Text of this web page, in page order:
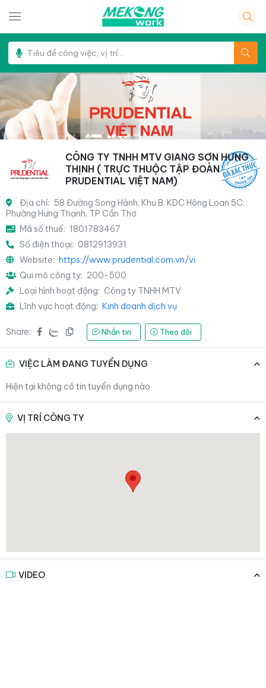
CÔNG TY TNHH MTV GIANG SƠN HƯNG
THỊNH ( TRỰC THUỘC TẬP ĐOÀN
PRUDENTIAL VIỆT NAM)
Địa chỉ: 58 Đường Song Hành, Khu B, KDC Hông Loan 5C,
Phường Hưng Thạnh, TP Cần Thơ
Mã số thuế: 1801783467
Số điện thoại: 0812913931
Website: https://www.prudential.com.vn/vi
Qui mô công ty: 200-500
Loại hình hoạt động: Công ty TNHH MTV
Lĩnh vực hoạt động: Kinh doanh dịch vụ
Share: Nhắn tin Theo dõi
VIỆC LÀM ĐANG TUYỂN DỤNG
Hiện tại không có tin tuyển dụng nào
VỊ TRÍ CÔNG TY
VIDEO